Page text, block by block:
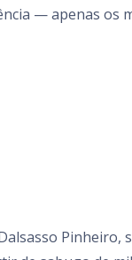
— apenas os
Pinheiro,